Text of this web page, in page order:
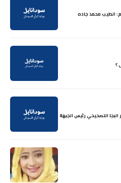
الطيب محمد جاده
؟
التصحيحي رئيس الجبهة